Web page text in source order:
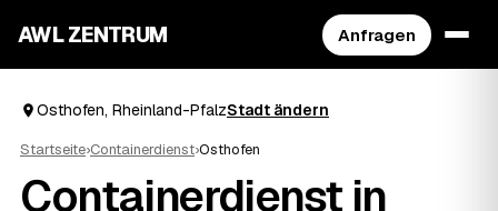
AWL ZENTRUM Anfragen
Osthofen, Rheinland-PfalzStadt ändern
Startseite›Containerdienst›Osthofen
Containerdienst in